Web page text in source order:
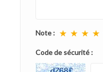
Note : ★ ★ ★ ★
Code de sécurité :